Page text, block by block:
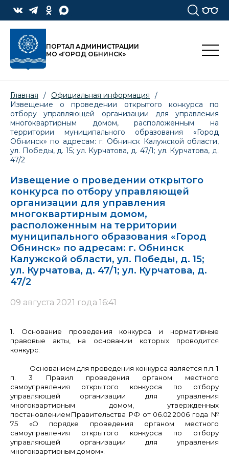
ПОРТАЛ АДМИНИСТРАЦИИ
МО «ГОРОД ОБНИНСК»
Главная / Официальная информация
/
Извещение о проведении открытого конкурса по
отбору управляющей организации для управления
многоквартирным домом, расположенным на
территории муниципального образования «Город
Обнинск» по адресам: г. Обнинск Калужской области,
ул. Победы, д. 15; ул. Курчатова, д. 47/1; ул. Курчатова, д.
47/2
Извещение о проведении открытого
конкурса по отбору управляющей
организации для управления
многоквартирным домом,
расположенным на территории
муниципального образования «Город
Обнинск» по адресам: г. Обнинск
Калужской области, ул. Победы, д. 15;
ул. Курчатова, д. 47/1; ул. Курчатова, д.
47/2
09 августа 2021 года 16:41
1. Основание проведения конкурса и нормативные
правовые акты, на основании которых проводится
конкурс:
Основанием для проведения конкурса является п.п. 1
п. 3 Правил проведения органом местного
самоуправления открытого конкурса по отбору
управляющей организации для управления
многоквартирным домом, утвержденных
постановлениемПравительства РФ от 06.02.2006 года №
75 «О порядке проведения органом местного
самоуправления открытого конкурса по отбору
управляющей организации для управления
многоквартирным домом».